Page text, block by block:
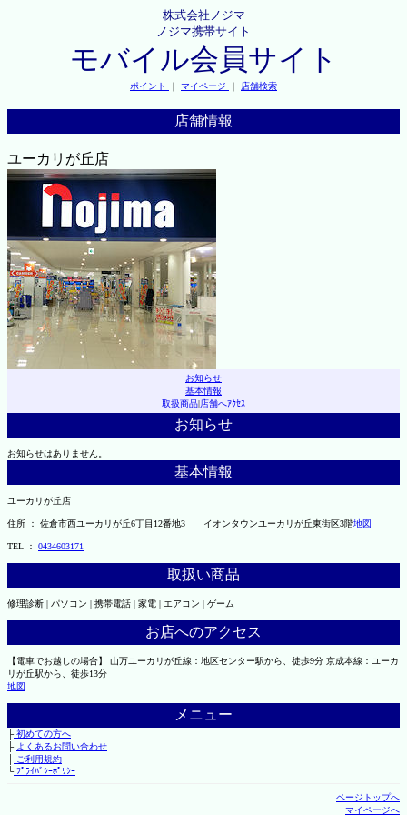
株式会社ノジマ
ノジマ携帯サイト
モバイル会員サイト
ポイント ｜ マイページ ｜ 店舗検索
店舗情報
ユーカリが丘店
お知らせ
基本情報
取扱商品|店舗へｱｸｾｽ
お知らせ
お知らせはありません。
基本情報
ユーカリが丘店
住所 ： 佐倉市西ユーカリが丘6丁目12番地3 イオンタウンユーカリが丘東街区3階地図
TEL ： 0434603171
取扱い商品
修理診断 | パソコン | 携帯電話 | 家電 | エアコン | ゲーム
お店へのアクセス
【電車でお越しの場合】 山万ユーカリが丘線：地区センター駅から、徒歩9分 京成本線：ユーカ
リが丘駅から、徒歩13分
地図
メニュー
├初めての方へ
├ よくあるお問い合わせ
├ご利用規約
└ﾌﾟﾗｲﾊﾞｼｰﾎﾟﾘｼｰ
ページトップへ
マイページへ